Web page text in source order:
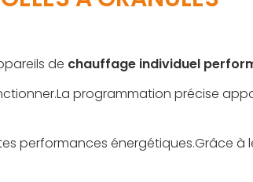
de chauffage individuel
programmation précise
performances énergétiques.Grâce